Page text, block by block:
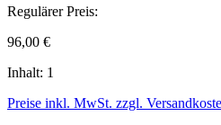
Regulärer Preis:
96,00 €
Inhalt: 1
Preise inkl. MwSt. zzgl.